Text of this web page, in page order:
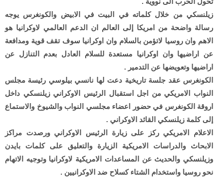
زيلنسكي من خلال كلماته في البيت في الابيض والكونغرس يوجه
رسالة واضحة من امريكا إلى العالم ان الدعم العالمي لاوكرانيا هو
الاهم وان روسيا لاتؤمن بالسلام وان اوكرانيا سوف تقف قوية ومدافعة
عن اراضيها وان اوكرانيا مستعدة للسلام العادل بعدم التنازل عن
اراضيها وتعويضها عن التدمير .
الكونغرس عقد جلسة تاريخية دعت لها نانسي بيلوسي رئيسة مجلس
النواب الامريكي من اجل استقبال الرئيس الاوكراني زيلنسكي داخل
اروقة الكونغرس في حضور اعضاء مجلسي النواب والشيوخ والاستماع
إلى كلمة زيلنسكي القائد الاوكراني .
الاعلام الامريكي ركز على زيارة الرئيس الاوكراني ورصدت مراكز
الابحاث والدراسات الامريكية الزيارة والتعليق على كلمات بايدن
وزيلنسكي والحديث عن المساعدات الامريكية لاوكرانيا وتوجيه الاتهام
نحو روسيا واستخدام الشتاء كسلاح ضد الاوكرانيين .